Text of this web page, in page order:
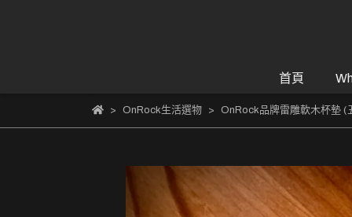
首頁
OnRock生活選物 OnRock品牌雷雕軟木杯墊 (